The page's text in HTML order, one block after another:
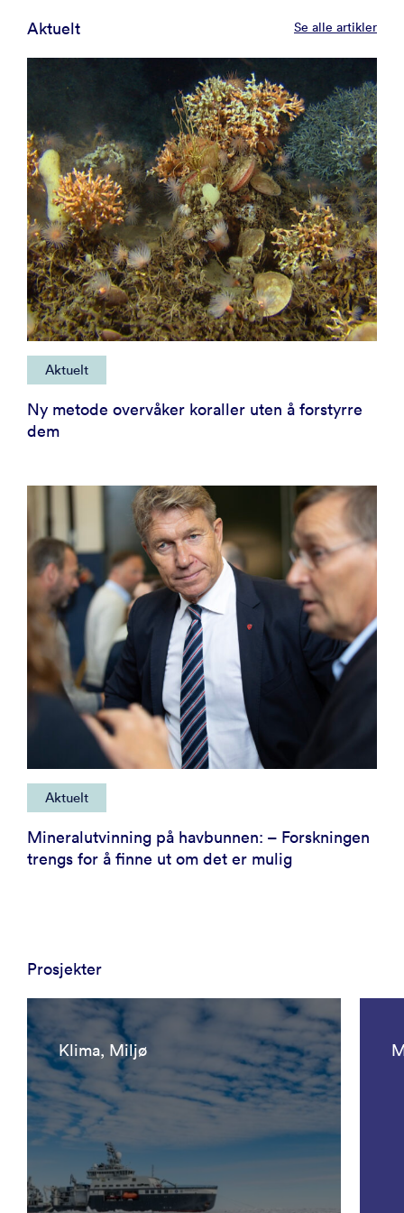
Aktuelt Se alle artikler
Aktuelt
Ny metode overvåker koraller uten å forstyrre
dem
Aktuelt
Mineralutvinning på havbunnen: – Forskningen
trengs for å finne ut om det er mulig
Prosjekter
Klima, Miljø